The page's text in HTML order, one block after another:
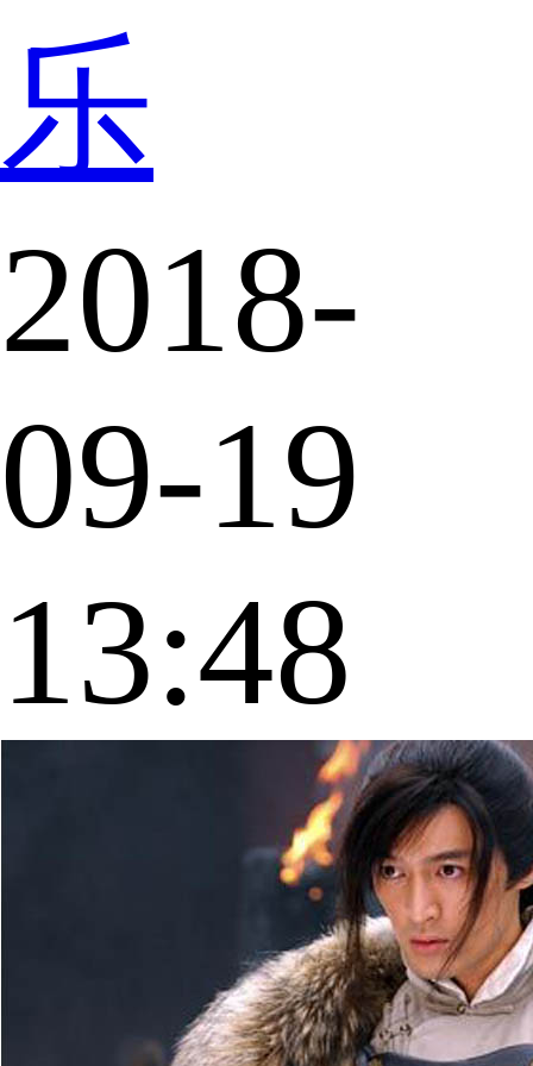
乐
2018-
09-19
13:48